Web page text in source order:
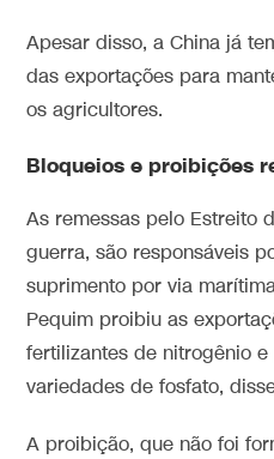
Apesar disso, a China já
das exportações para
os agricultores.
Bloqueios e proibições
As remessas pelo Estreito
guerra, são responsáveis
suprimento por via
Pequim proibiu as
fertilizantes de nitrogênio
variedades de fosfato,
A proibição, que não foi